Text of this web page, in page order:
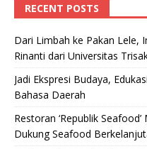
RECENT POSTS
Dari Limbah ke Pakan Lele,
Rinanti dari Universitas
Jadi Ekspresi Budaya,
Bahasa Daerah
Restoran ‘Republik
Dukung Seafood